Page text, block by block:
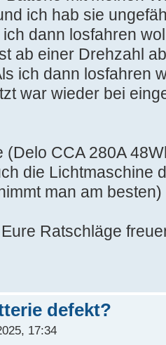
ich hab sie
dann losfahren
ab einer Drehzahl
ich dann losfahren
war wieder bei
(Delo CCA 280A
die Lichtmaschine
man am besten)
Ratschläge
defekt?
17:34